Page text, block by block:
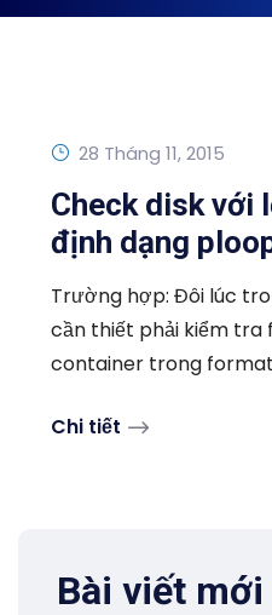
28 Tháng 11, 2015
Check disk với
định dạng
Trường hợp: Đôi lúc
cần thiết phải kiểm tra
container trong format
Chi tiết
Bài viết mới